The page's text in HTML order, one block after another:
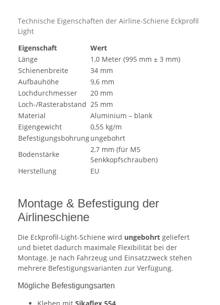
Technische Eigenschaften der Airline-Schiene Eckprofil
Light
Eigenschaft
Wert
Länge
1,0 Meter (995 mm ± 3 mm)
Schienenbreite
34 mm
Aufbauhöhe
9,6 mm
Lochdurchmesser
20 mm
Loch-/Rasterabstand 25 mm
Material
Aluminium – blank
Eigengewicht
0,55 kg/m
Befestigungsbohrungungebohrt
Bodenstärke
2,7 mm (für M5
Senkkopfschrauben)
Herstellung
EU
Montage & Befestigung der
Airlineschiene
Die Eckprofil-Light-Schiene wird ungebohrt geliefert
und bietet dadurch maximale Flexibilität bei der
Montage. Je nach Fahrzeug und Einsatzzweck stehen
mehrere Befestigungsvarianten zur Verfügung.
Mögliche Befestigungsarten